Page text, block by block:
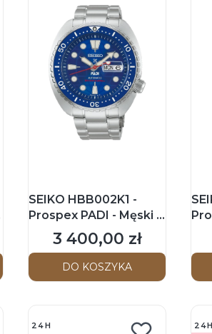
SEIKO HBB002K1 -
Prospex PADI - Męski -
Zegarek na
bransolecie -
Limitowana edycja
Cena
3 400,00 zł
DO KOSZYKA
24H
24H